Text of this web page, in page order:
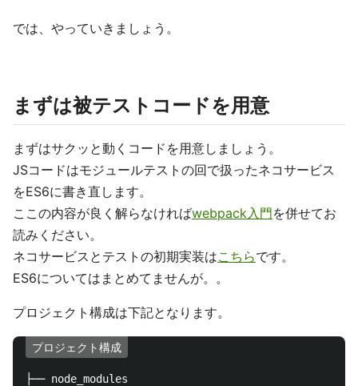
では、やっていきましょう。
まずは被テストコードを用意
まずはサクッと動くコードを用意しましょう。
JSコードはモジュールテストの回で扱ったネコサービス
をES6に書き直します。
ここの内容が良く解らなければwebpack入門を併せてお
読みください。
ネコサービスとテストの初期実装はこちらです。
ES6についてはまとめてませんが。。
プロジェクト構成は下記となります。
プロジェクト構成
├── node_modules